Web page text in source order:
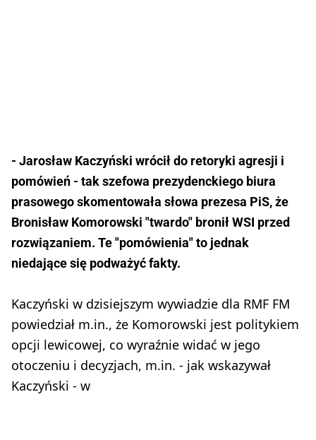
- Jarosław Kaczyński wrócił do retoryki agresji i
pomówień - tak szefowa prezydenckiego biura
prasowego skomentowała słowa prezesa PiS, że
Bronisław Komorowski "twardo" bronił WSI przed
rozwiązaniem. Te "pomówienia" to jednak
niedające się podważyć fakty.
Kaczyński w dzisiejszym wywiadzie dla RMF FM
powiedział m.in., że Komorowski jest politykiem
opcji lewicowej, co wyraźnie widać w jego
otoczeniu i decyzjach, m.in. - jak wskazywał
Kaczyński - w